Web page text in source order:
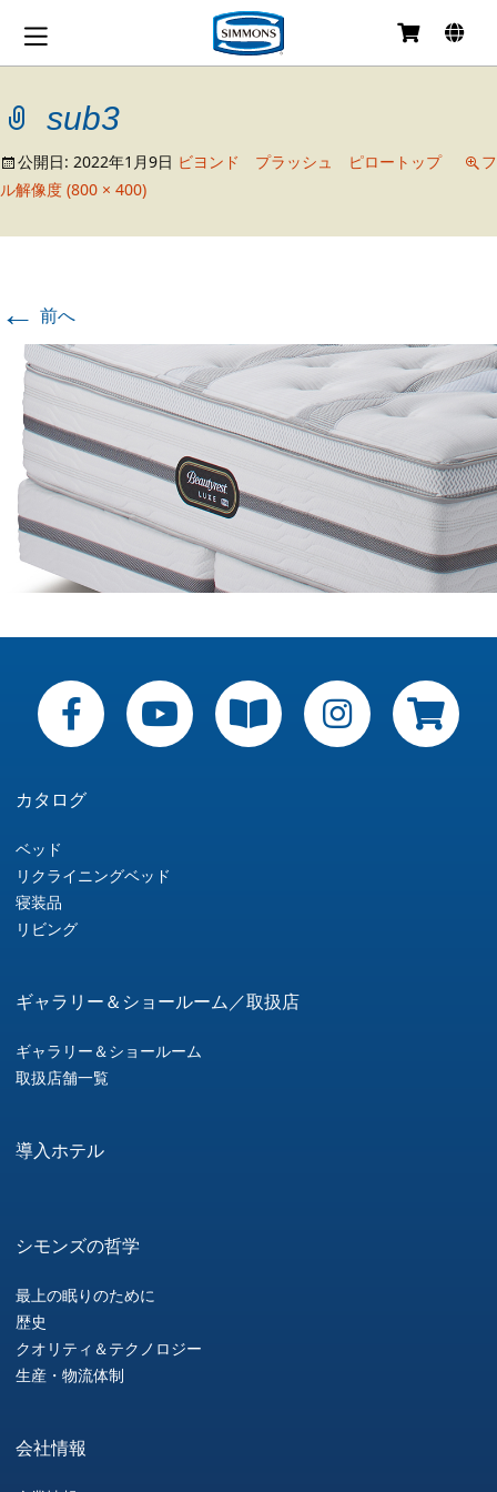
ン
へ
移
動
sub3
公開日: 2022年1月9日 ビヨンド プラッシュ ピロートップ
フ
ル解像度 (800 × 400)
← 前へ
カタログ
ベッド
リクライニングベッド
寝装品
リビング
ギャラリー＆ショールーム／取扱店
ギャラリー＆ショールーム
取扱店舗一覧
導入ホテル
シモンズの哲学
最上の眠りのために
歴史
クオリティ＆テクノロジー
生産・物流体制
会社情報